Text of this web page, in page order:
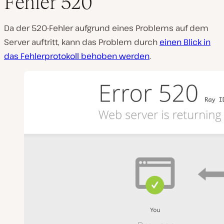
Da der 520-Fehler aufgrund eines Problems auf dem
Server auftritt, kann das Problem durch einen Blick in
das Fehlerprotokoll behoben werden.